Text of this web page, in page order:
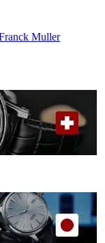
Muller